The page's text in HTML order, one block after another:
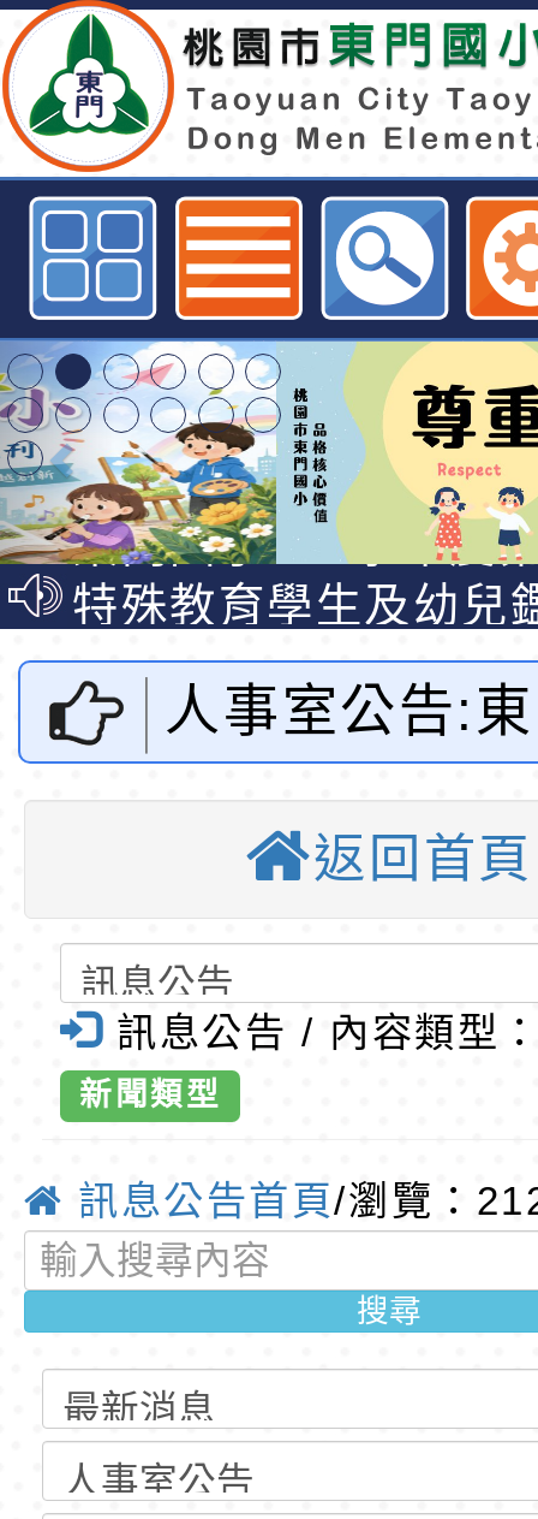
東門國小附設幼兒園115學年度第
班代理教師甄選簡章公告-桃園市
東門國小115學年度
梯特教代課教師甄選
公告(尚有缺額)
東門國小115學年度
梯特教代理教師甄選
公告(尚有缺額)
特殊教育學生及幼兒
明手冊(修訂版)與學
說明影片
轉知臺中市政府政風
光城市手牽手，綠能
走」動畫影片
本府115年70歲以上
員健康講座「吃得安
心」，請退休同仁踴
清華光罩教學專業論
動時代中的好老師：
教師韌性
轉環境部「淨零綠領
轉農業部桃園區農業
「115年食農教育專
訓練課程」，歡迎已
育專業人員資格者報
錄取公告-桃園市桃
民小學115學年度「
理人員」甄選
東門國小115學年度
梯特教代課教師甄選
公告(尚有缺額)
東門國小115學年度
梯特教代課教師甄選
公告(尚有缺額)
東門國小115學年度
梯特教代理教師甄選
公告(尚有缺額)
特殊教育學生及幼兒
明手冊(修訂版)與學
轉知臺中市政府政風
光城市手牽手，綠能
走」動畫影片
本府115年70歲以上
員健康講座「吃得安
心」，請退休同仁踴
清華光罩教學專業論
動時代中的好老師：
教師韌性
轉環境部「淨零綠領
程」
轉農業部桃園區農業
人事室公告:
附設幼兒園
度第1學期第
班代理教師
公告-桃園市
返回首頁
訊息公告 / 內容類型
新聞類型
訊息公告首頁/瀏覽：
搜尋